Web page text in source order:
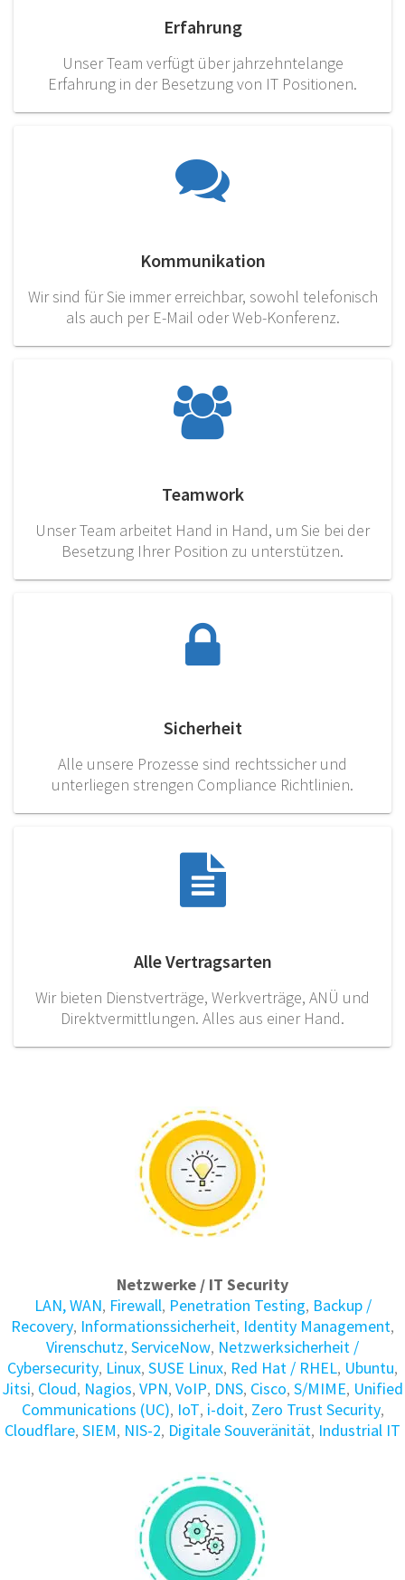
Erfahrung
Unser Team verfügt über jahrzehntelange
Erfahrung in der Besetzung von IT Positionen.
Kommunikation
Wir sind für Sie immer erreichbar, sowohl telefonisch
als auch per E-Mail oder Web-Konferenz.
Teamwork
Unser Team arbeitet Hand in Hand, um Sie bei der
Besetzung Ihrer Position zu unterstützen.
Sicherheit
Alle unsere Prozesse sind rechtssicher und
unterliegen strengen Compliance Richtlinien.
Alle Vertragsarten
Wir bieten Dienstverträge, Werkverträge, ANÜ und
Direktvermittlungen. Alles aus einer Hand.
Netzwerke / IT Security
LAN, WAN, Firewall, Penetration Testing, Backup /
Recovery, Informations­sicherheit, Identity Manage­ment,
Virenschutz, ServiceNow, Netzwerksicherheit /
Cybersecurity, Linux, SUSE Linux, Red Hat / RHEL, Ubuntu,
Jitsi, Cloud, Nagios, VPN, VoIP, DNS, Cisco, S/MIME, Unified
Communications (UC), IoT, i-doit, Zero Trust Security,
Cloudflare, SIEM, NIS-2, Digitale Souveränität, Industrial IT